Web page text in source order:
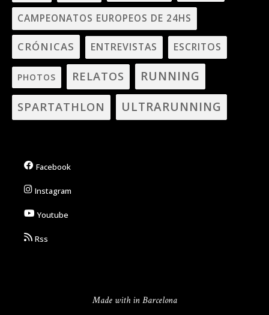
CAMPEONATOS EUROPEOS DE 24HS
CRÓNICAS ENTREVISTAS ESCRITOS
PHOTOS RELATOS RUNNING
SPARTATHLON ULTRARUNNING
Facebook
Instagram
Youtube
Rss
Made with in Barcelona